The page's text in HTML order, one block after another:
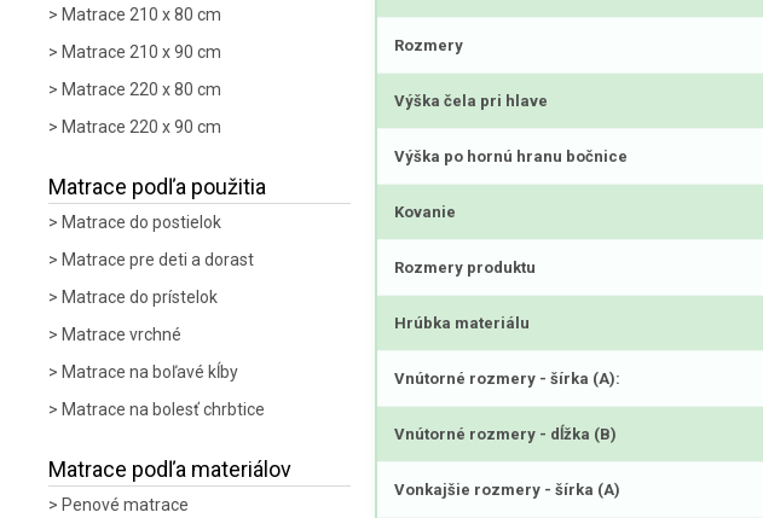
Matrace 210 x 80 cm
Matrace 210 x 90 cm
Matrace 220 x 80 cm
Matrace 220 x 90 cm
Matrace podľa použitia
Matrace do postielok
Matrace pre deti a dorast
Matrace do prístelok
Matrace vrchné
Matrace na boľavé kĺby
Matrace na bolesť chrbtice
Matrace podľa materiálov
Penové matrace
Rozmery
Výška čela pri hlave
Výška po hornú hranu bočnice
Kovanie
Rozmery produktu
Hrúbka materiálu
Vnútorné rozmery - šírka (A):
Vnútorné rozmery - dĺžka (B)
Vonkajšie rozmery - šírka (A)